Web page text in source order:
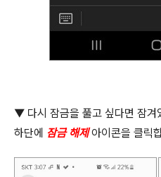
▼ 다시 잠금을 풀고 싶다면 잠
하단에 잠금 해제 아이콘을 클릭